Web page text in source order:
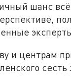
шанс
и центрам
сесть